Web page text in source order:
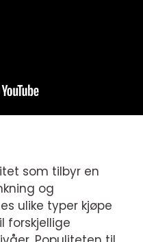
som tilbyr en
og
ulike typer kjøpe
forskjellige